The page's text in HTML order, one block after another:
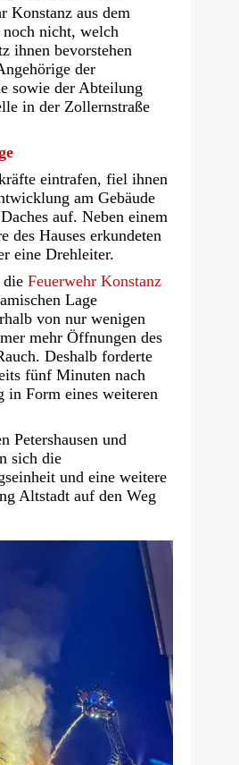
Konstanz aus dem
noch nicht, welch
ihnen bevorstehen
der
sowie der Abteilung
in der Zollernstraße
eintrafen, fiel ihnen
am Gebäude
auf. Neben einem
des Hauses erkundeten
eine Drehleiter.
die Feuerwehr Konstanz(Öffnet
neuen
Lage
von nur wenigen
mehr Öffnungen des
Deshalb forderte
fünf Minuten nach
in Form eines weiteren
Petershausen und
sich die
und eine weitere
Altstadt auf den Weg